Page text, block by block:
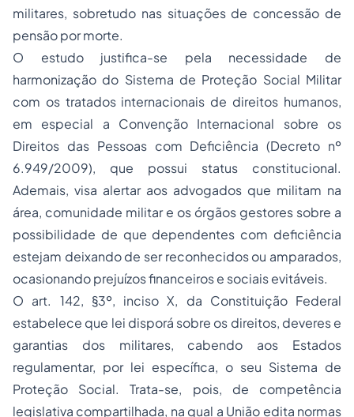
militares, sobretudo nas situações de concessão de
pensão por morte.
O estudo justifica-se pela necessidade de
harmonização do Sistema de Proteção Social Militar
com os tratados internacionais de direitos humanos,
em especial a Convenção Internacional sobre os
Direitos das Pessoas com Deficiência (Decreto nº
6.949/2009), que possui status constitucional.
Ademais, visa alertar aos advogados que militam na
área, comunidade militar e os órgãos gestores sobre a
possibilidade de que dependentes com deficiência
estejam deixando de ser reconhecidos ou amparados,
ocasionando prejuízos financeiros e sociais evitáveis.
O art. 142, §3º, inciso X, da Constituição Federal
estabelece que lei disporá sobre os direitos, deveres e
garantias dos militares, cabendo aos Estados
regulamentar, por lei específica, o seu Sistema de
Proteção Social. Trata-se, pois, de competência
legislativa compartilhada, na qual a União edita normas